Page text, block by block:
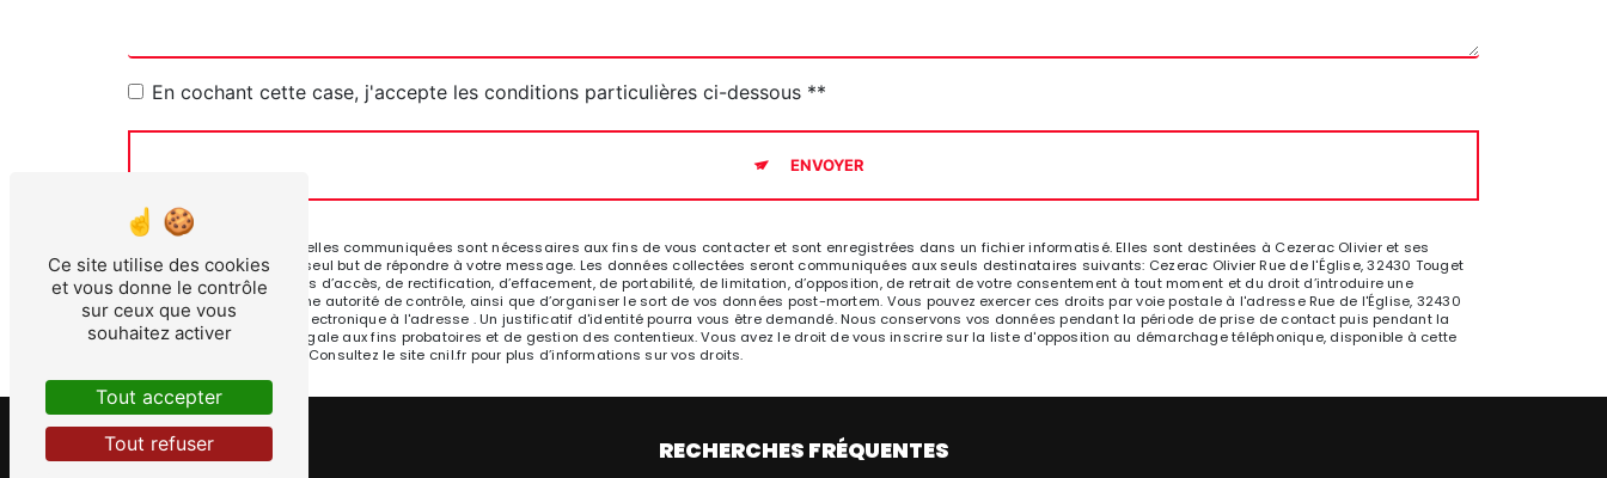
En cochant cette case, j'accepte les conditions particulières ci-dessous **
ENVOYER
** Les données personnelles communiquées sont nécessaires aux fins de vous contacter et sont enregistrées dans un fichier informatisé. Elles sont destinées à Cezerac Olivier et ses
sous-traitants dans le seul but de répondre à votre message. Les données collectées seront communiquées aux seuls destinataires suivants: Cezerac Olivier Rue de l'Église, 32430 Touget
. Vous disposez de droits d’accès, de rectification, d’effacement, de portabilité, de limitation, d’opposition, de retrait de votre consentement à tout moment et du droit d’introduire une
réclamation auprès d’une autorité de contrôle, ainsi que d’organiser le sort de vos données post-mortem. Vous pouvez exercer ces droits par voie postale à l'adresse Rue de l'Église, 32430
Touget ou par courrier électronique à l'adresse . Un justificatif d'identité pourra vous être demandé. Nous conservons vos données pendant la période de prise de contact puis pendant la
durée de prescription légale aux fins probatoires et de gestion des contentieux. Vous avez le droit de vous inscrire sur la liste d'opposition au démarchage téléphonique, disponible à cette
. Consultez le site cnil.fr pour plus d’informations sur vos droits.
RECHERCHES FRÉQUENTES
Ce site utilise des cookies
et vous donne le contrôle
sur ceux que vous
souhaitez activer
Tout accepter
Tout refuser